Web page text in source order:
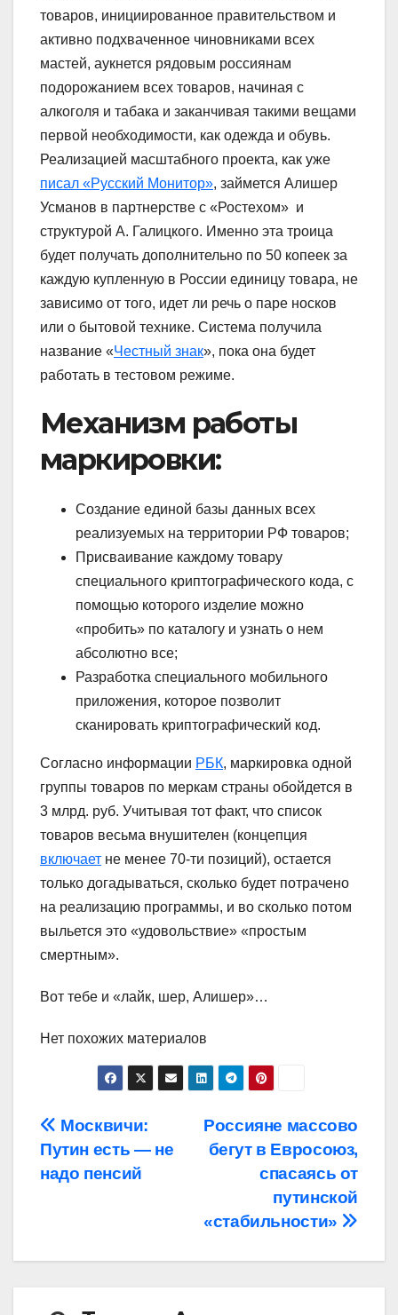
товаров, инициированное правительством и
активно подхваченное чиновниками всех
мастей, аукнется рядовым россиянам
подорожанием всех товаров, начиная с
алкоголя и табака и заканчивая такими вещами
первой необходимости, как одежда и обувь.
Реализацией масштабного проекта, как уже
писал «Русский Монитор», займется Алишер
Усманов в партнерстве с «Ростехом» и
структурой А. Галицкого. Именно эта троица
будет получать дополнительно по 50 копеек за
каждую купленную в России единицу товара, не
зависимо от того, идет ли речь о паре носков
или о бытовой технике. Система получила
название «Честный знак», пока она будет
работать в тестовом режиме.
Механизм работы
маркировки:
Создание единой базы данных всех
реализуемых на территории РФ товаров;
Присваивание каждому товару
специального криптографического кода, с
помощью которого изделие можно
«пробить» по каталогу и узнать о нем
абсолютно все;
Разработка специального мобильного
приложения, которое позволит
сканировать криптографический код.
Согласно информации РБК, маркировка одной
группы товаров по меркам страны обойдется в
3 млрд. руб. Учитывая тот факт, что список
товаров весьма внушителен (концепция
включает не менее 70-ти позиций), остается
только догадываться, сколько будет потрачено
на реализацию программы, и во сколько потом
выльется это «удовольствие» «простым
смертным».
Вот тебе и «лайк, шер, Алишер»…
Нет похожих материалов
Навигация
по
Россияне массово
бегут в Евросоюз,
спасаясь от
путинской
«стабильности»
Москвичи:
Путин есть — не
надо пенсий